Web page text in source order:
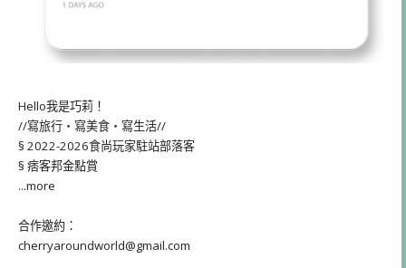
Hello我是巧莉！
//寫旅行・寫美食・寫生活//
§ 2022-2026食尚玩家駐站部落客
§ 痞客邦金點賞
...more
合作邀約：
cherryaroundworld@gmail.com